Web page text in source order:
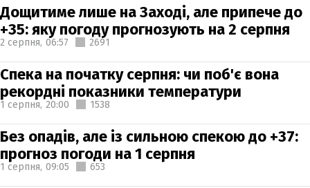
Дощитиме лише на Заході, але припече до
+35: яку погоду прогнозують на 2 серпня
2 серпня, 06:57 2691
Спека на початку серпня: чи поб'є вона
рекордні показники температури
1 серпня, 20:00 1538
Без опадів, але із сильною спекою до +37:
прогноз погоди на 1 серпня
1 серпня, 09:05 653